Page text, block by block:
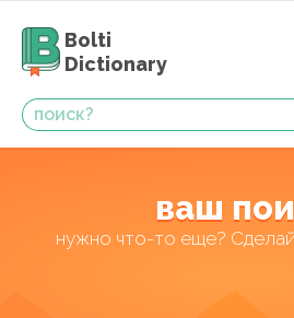
Bolti
Dictionary
ваш
нужно что-то еще?